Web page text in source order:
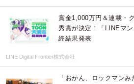
賞金1,000万円＆連載・
秀賞が決定！「LINEマ
終結果発表
LINE Digital Frontier株式会社
「おかん、ロックマン